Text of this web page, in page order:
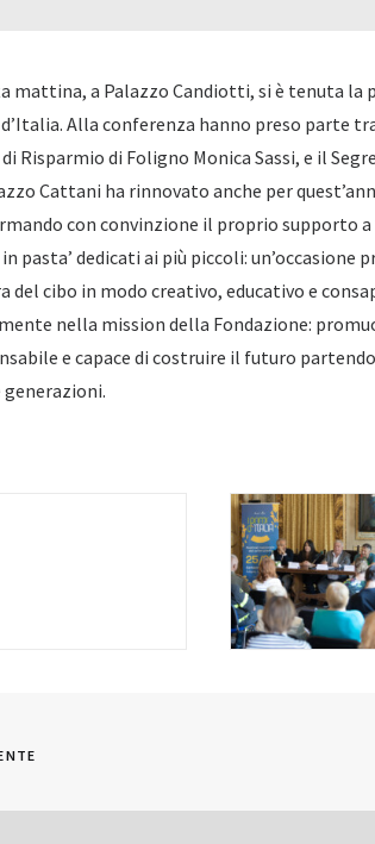
mattina, a Palazzo Candiotti, si è tenuta la
Alla conferenza hanno preso parte
di Risparmio di Foligno Monica Sassi, e il
Cattani ha rinnovato anche per
con convinzione il proprio supporto a
in pasta’ dedicati ai più piccoli:
del cibo in modo creativo, educativo e
nella mission della Fondazione:
e capace di costruire il futuro
generazioni.